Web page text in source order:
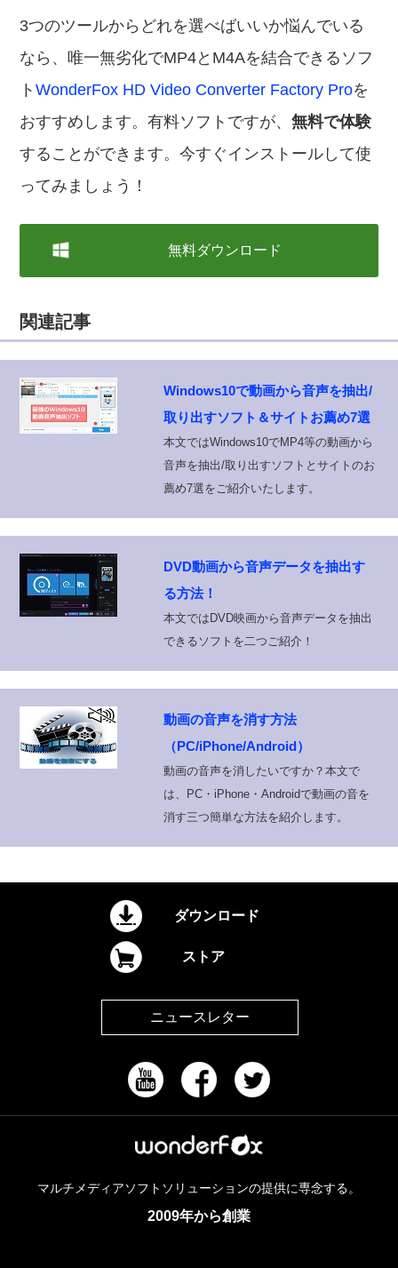
3つのツールからどれを選べばいいか悩んでいる
なら、唯一無劣化でMP4とM4Aを結合できるソフ
トWonderFox HD Video Converter Factory Proを
おすすめします。有料ソフトですが、無料で体験
することができます。今すぐインストールして使
ってみましょう！
無料ダウンロード
関連記事
Windows10で動画から音声を抽出/
取り出すソフト＆サイトお薦め7選
本文ではWindows10でMP4等の動画から
音声を抽出/取り出すソフトとサイトのお
薦め7選をご紹介いたします。
DVD動画から音声データを抽出す
る方法！
本文ではDVD映画から音声データを抽出
できるソフトを二つご紹介！
動画の音声を消す方法
（PC/iPhone/Android）
動画の音声を消したいですか？本文で
は、PC・iPhone・Androidで動画の音を
消す三つ簡単な方法を紹介します。
ダウンロード
ストア
ニュースレター
マルチメディアソフトソリューションの提供に専念する。
2009年から創業